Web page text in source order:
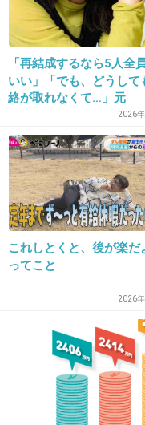
はじまった！
エリカ様ついに
もう７話？！
早い！！
編集長顔怖い
「再結成するなら5人全
いい」「でも、どうして
絡が取れなくて…」元
ZONE・MIZUHO（38）
かす「19年ぶりに芸能界
帰」した本当の理由
2026
これしとくと、後が楽だ
ってこと
2026